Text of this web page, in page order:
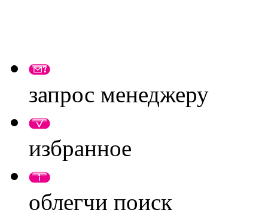
запрос менеджеру
избранное
облегчи поиск